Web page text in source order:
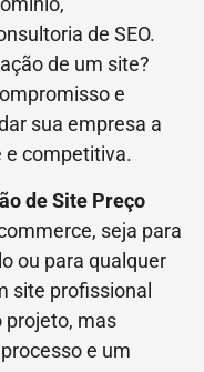
de SEO.
de um site?
e
sua empresa a
e competitiva.
de Site Preço
seja para
ou para qualquer
site profissional
projeto, mas
e um